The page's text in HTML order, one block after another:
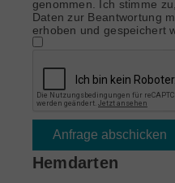
genommen. Ich stimme
Daten zur Beantwortung
erhoben und gespeichert
Anfrage abschicken
Hemdarten